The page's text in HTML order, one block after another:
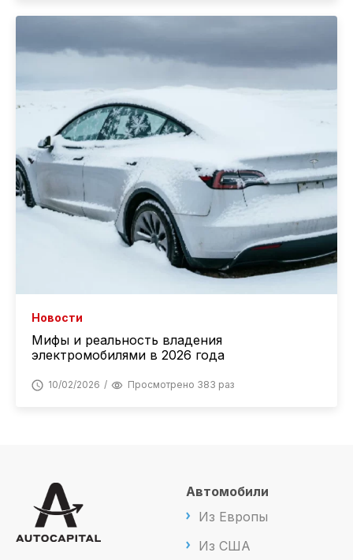
Новости
Мифы и реальность владения
электромобилями в 2026 года
10/02/2026 Просмотрено 383 раз
Автомобили
Из Европы
Из США